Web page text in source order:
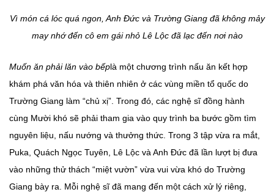
Vì món cá lóc quá ngon, Anh Đức và Trường Giang đã không mảy
may nhớ đến cô em gái nhỏ Lê Lộc đã lạc đến nơi nào
Muốn ăn phải lăn vào bếplà một chương trình nấu ăn kết hợp
khám phá văn hóa và thiên nhiên ở các vùng miền tổ quốc do
Trường Giang làm “chủ xị”. Trong đó, các nghệ sĩ đồng hành
cùng Mười khó sẽ phải tham gia vào quy trình ba bước gồm tìm
nguyên liệu, nấu nướng và thưởng thức. Trong 3 tập vừa ra mắt,
Puka, Quách Ngọc Tuyên, Lê Lộc và Anh Đức đã lần lượt bị đưa
vào những thử thách “miệt vườn” vừa vui vừa khó do Trường
Giang bày ra. Mỗi nghệ sĩ đã mang đến một cách xử lý riêng,